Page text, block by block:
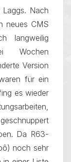
Nach
neues CMS
langweilig
Wochen
Version
für ein
es wieder
Da R63-
noch sehr